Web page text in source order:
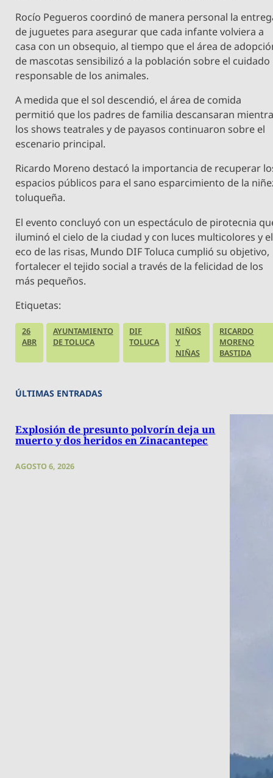
Rocío Pegueros coordinó de manera personal la
de juguetes para asegurar que cada infante volviera a
casa con un obsequio, al tiempo que el área de
de mascotas sensibilizó a la población sobre el cuidado
responsable de los animales.
A medida que el sol descendió, el área de comida
permitió que los padres de familia descansaran
los shows teatrales y de payasos continuaron sobre el
escenario principal.
Ricardo Moreno destacó la importancia de recuperar
espacios públicos para el sano esparcimiento de la
toluqueña.
El evento concluyó con un espectáculo de pirotecnia
iluminó el cielo de la ciudad y con luces multicolores y el
eco de las risas, Mundo DIF Toluca cumplió su objetivo,
fortalecer el tejido social a través de la felicidad de los
más pequeños.
Etiquetas:
26
ABR
AYUNTAMIENTO
DE TOLUCA
DIF
TOLUCA
NIÑOS
Y
NIÑAS
RICARDO
MORENO
BASTIDA
ÚLTIMAS ENTRADAS
Explosión de presunto polvorín deja un
muerto y dos heridos en Zinacantepec
AGOSTO 6, 2026